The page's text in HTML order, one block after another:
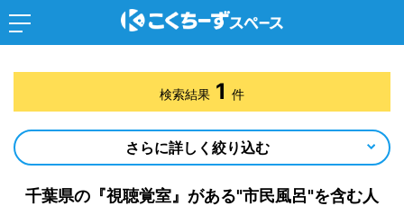
千葉県の『視聴覚室』がある"市民風呂"を含む人
検索結果 1 件
さらに詳しく絞り込む